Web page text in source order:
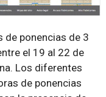
ponencias de 3
el 19 al 22 de
Los diferentes
de ponencias